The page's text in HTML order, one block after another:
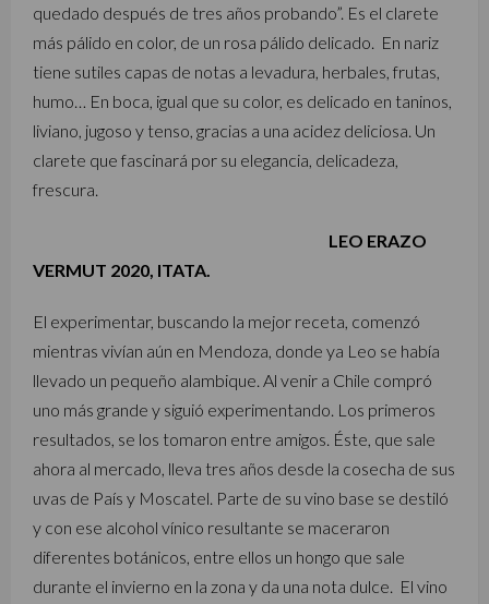
quedado después de tres años probando”. Es el clarete
más pálido en color, de un rosa pálido delicado. En nariz
tiene sutiles capas de notas a levadura, herbales, frutas,
humo… En boca, igual que su color, es delicado en taninos,
liviano, jugoso y tenso, gracias a una acidez deliciosa. Un
clarete que fascinará por su elegancia, delicadeza,
frescura.
LEO ERAZO
VERMUT 2020, ITATA.
El experimentar, buscando la mejor receta, comenzó
mientras vivían aún en Mendoza, donde ya Leo se había
llevado un pequeño alambique. Al venir a Chile compró
uno más grande y siguió experimentando. Los primeros
resultados, se los tomaron entre amigos. Éste, que sale
ahora al mercado, lleva tres años desde la cosecha de sus
uvas de País y Moscatel. Parte de su vino base se destiló
y con ese alcohol vínico resultante se maceraron
diferentes botánicos, entre ellos un hongo que sale
durante el invierno en la zona y da una nota dulce. El vino